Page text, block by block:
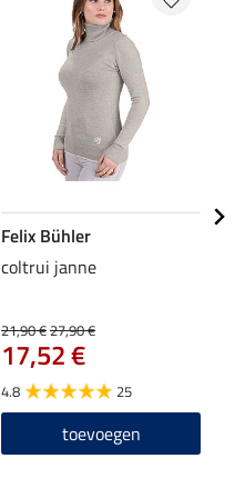
Felix Bühler
coltrui janne
21,90 €27,90 €
17,52 €
4.8 25
toevoegen